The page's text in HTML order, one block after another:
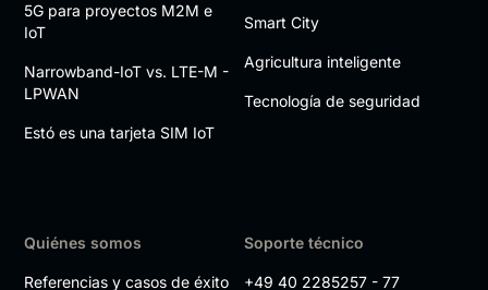
5G para proyectos M2M e
IoT
Narrowband-IoT vs. LTE-M -
LPWAN
Estó es una tarjeta SIM IoT
Smart City
Agricultura inteligente
Tecnología de seguridad
Quiénes somos
Referencias y casos de éxito
Soporte técnico
+49 40 2285257 - 77